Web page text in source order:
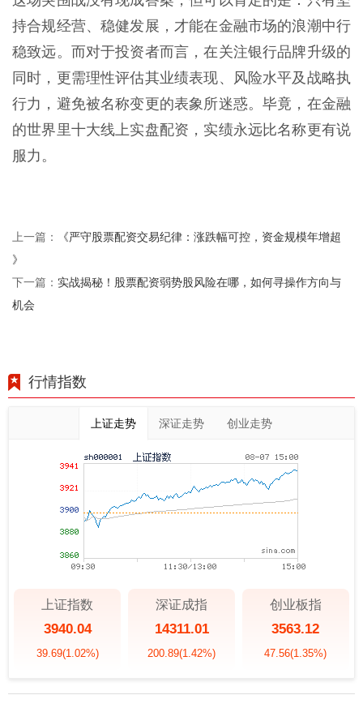
持合规经营、稳健发展，才能在金融市场的浪潮中行
稳致远。而对于投资者而言，在关注银行品牌升级的
同时，更需理性评估其业绩表现、风险水平及战略执
行力，避免被名称变更的表象所迷惑。毕竟，在金融
的世界里十大线上实盘配资，实绩永远比名称更有说
服力。
上一篇：
《严守股票配资交易纪律：涨跌幅可控，资金规模年增超
》
下一篇： 实战揭秘！股票配资弱势股风险在哪，如何寻操作方向与
机会
行情指数
上证走势 深证走势 创业走势
上证指数
3940.04
39.69(1.02%)
深证成指
14311.01
200.89(1.42%)
创业板指
3563.12
47.56(1.35%)